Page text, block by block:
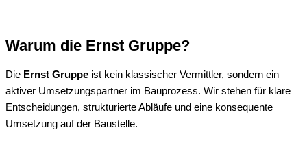
Warum die Ernst Gruppe?
Die Ernst Gruppe ist kein klassischer Vermittler, sondern ein
aktiver Umsetzungspartner im Bauprozess. Wir stehen für klare
Entscheidungen, strukturierte Abläufe und eine konsequente
Umsetzung auf der Baustelle.